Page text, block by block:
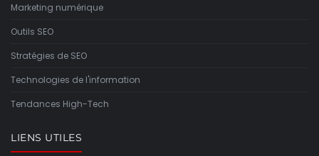
Marketing numérique
Outils SEO
Stratégies de SEO
Technologies de l'information
Tendances High-Tech
LIENS UTILES